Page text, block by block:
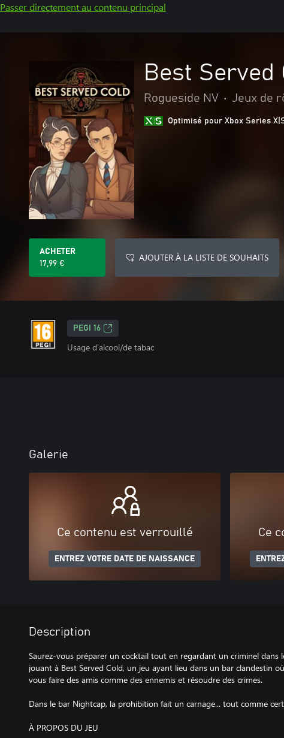
Passer directement au contenu principal
Best Served
Rogueside NV • Jeux de
Optimisé pour Xbox Series
ACHETER
17,99 €
AJOUTER À LA LISTE DE SOUHAITS
PEGI 16
Usage d'alcool/de tabac
Galerie
Ce contenu est verrouillé
ENTREZ VOTRE DATE DE NAISSANCE
Ce
Description
Saurez-vous préparer un cocktail tout en regardant un criminel dans
jouant à Best Served Cold, un jeu ayant lieu dans un bar clandestin
vous faire des amis comme des ennemis et résoudre des crimes.
Dans le bar Nightcap, la prohibition fait un carnage... tout comme
À PROPOS DU JEU